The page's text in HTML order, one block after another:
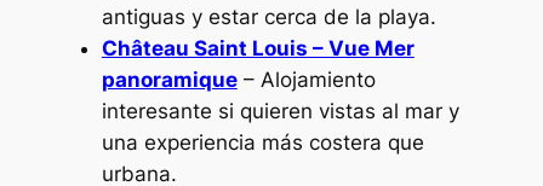
antiguas y estar cerca de la playa.
Château Saint Louis – Vue Mer
panoramique– Alojamiento
interesante si quieren vistas al mar y
una experiencia más costera que
urbana.